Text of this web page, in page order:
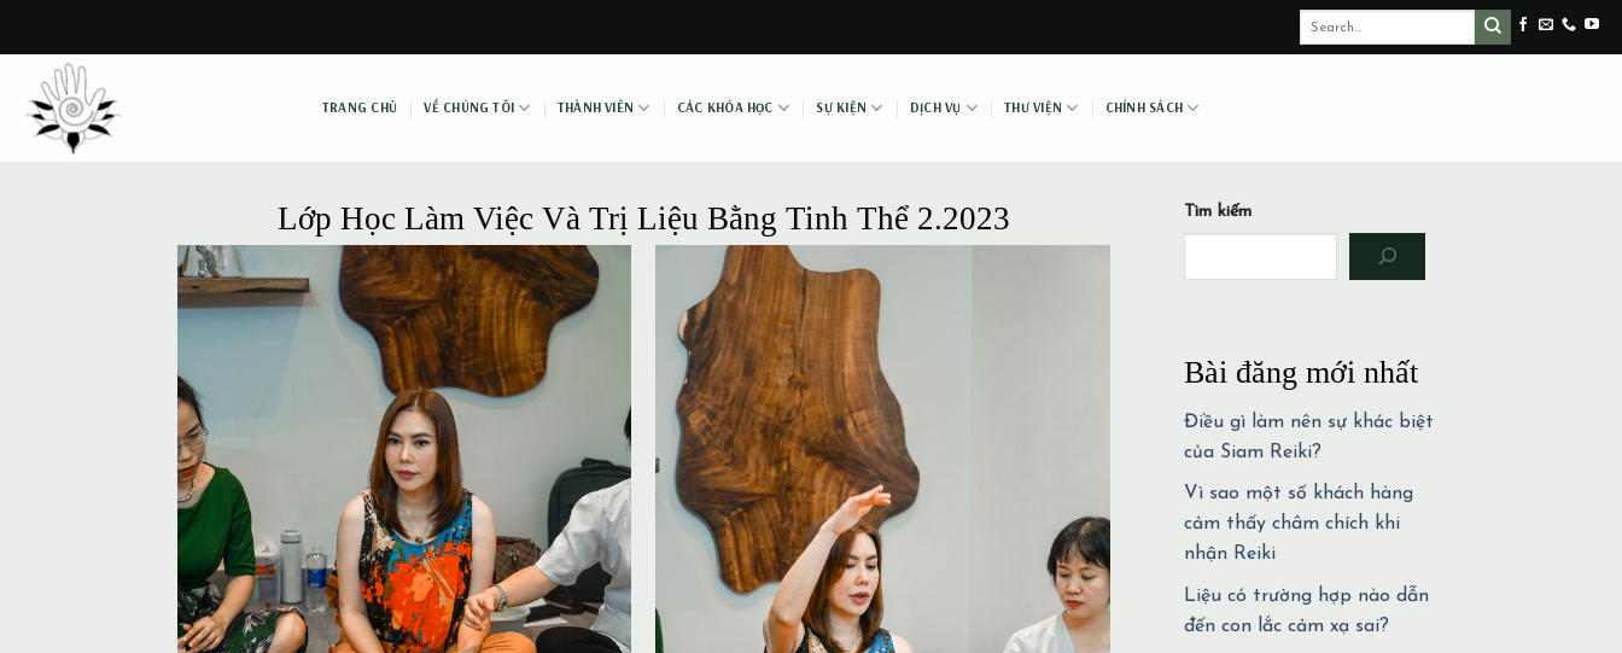
content
TRANG CHỦ VỀ CHÚNG TÔI THÀNH VIÊN CÁC KHÓA HỌC SỰ KIỆN DỊCH VỤ THƯ VIỆN CHÍNH SÁCH
Lớp Học Làm Việc Và Trị Liệu Bằng Tinh Thể 2.2023 Tìm kiếm
Bài đăng mới nhất
Điều gì làm nên sự khác biệt
của Siam Reiki?
Vì sao một số khách hàng
cảm thấy châm chích khi
nhận Reiki
Liệu có trường hợp nào dẫn
đến con lắc cảm xạ sai?